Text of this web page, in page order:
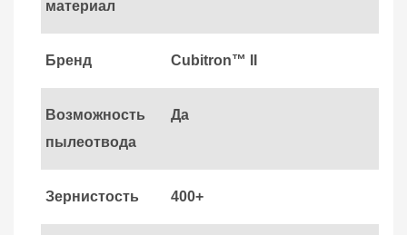
материал
Бренд Cubitron™ II
Возможность
пылеотвода
Да
Зернистость 400+